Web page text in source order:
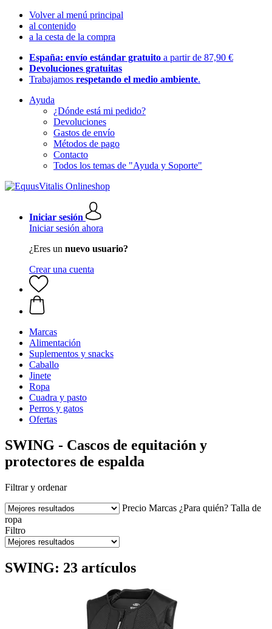
Volver al menú principal
al contenido
a la cesta de la compra
España: envío estándar gratuito a partir de 87,90 €
Devoluciones gratuitas
Trabajamos respetando el medio ambiente.
Ayuda
¿Dónde está mi pedido?
Devoluciones
Gastos de envío
Métodos de pago
Contacto
Todos los temas de "Ayuda y Soporte"
Iniciar sesión
Iniciar sesión ahora
¿Eres un nuevo usuario?
Crear una cuenta
Marcas
Alimentación
Suplementos y snacks
Caballo
Jinete
Ropa
Cuadra y pasto
Perros y gatos
Ofertas
SWING - Cascos de equitación y
protectores de espalda
Filtrar y ordenar
Precio Marcas ¿Para quién? Talla de
ropa
Filtro
SWING: 23 artículos